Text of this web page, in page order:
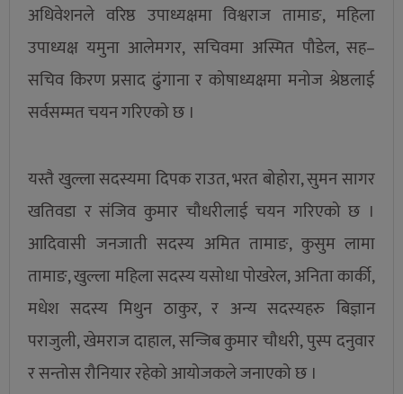
अधिवेशनले वरिष्ठ उपाध्यक्षमा विश्वराज तामाङ, महिला
उपाध्यक्ष यमुना आलेमगर, सचिवमा अस्मित पौडेल, सह–
सचिव किरण प्रसाद ढुंगाना र कोषाध्यक्षमा मनोज श्रेष्ठलाई
सर्वसम्मत चयन गरिएको छ ।
यस्तै खुल्ला सदस्यमा दिपक राउत, भरत बोहोरा, सुमन सागर
खतिवडा र संजिव कुमार चौधरीलाई चयन गरिएको छ ।
आदिवासी जनजाती सदस्य अमित तामाङ, कुसुम लामा
तामाङ, खुल्ला महिला सदस्य यसोधा पोखरेल, अनिता कार्की,
मधेश सदस्य मिथुन ठाकुर, र अन्य सदस्यहरु बिज्ञान
पराजुली, खेमराज दाहाल, सन्जिब कुमार चौधरी, पुस्प दनुवार
र सन्तोस रौनियार रहेको आयोजकले जनाएको छ ।